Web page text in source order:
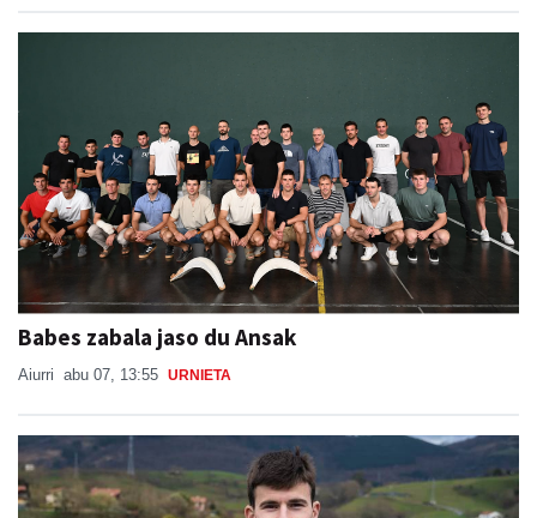
Babes zabala jaso du Ansak
Aiurri abu 07, 13:55 URNIETA